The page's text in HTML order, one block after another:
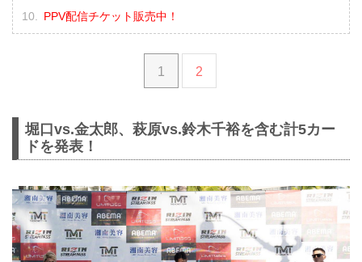
PPV配信チケット販売中！
1 2
堀口vs.金太郎、萩原vs.鈴木千裕を含む計5カー
ドを発表！